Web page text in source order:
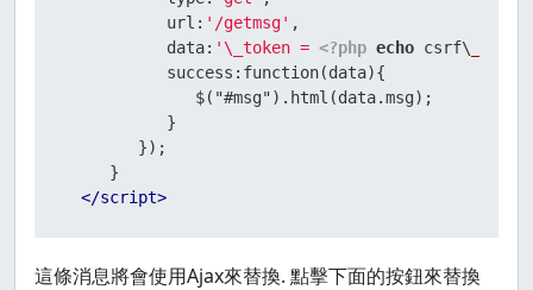
url : '/getmsg' ,
data: '\_token = <?php echo csrf\
           success:function(data){
              $("#msg").html(data.msg);
           }
        });
     }
</script>
這條消息將會使用Ajax來替換. 點擊下面的按鈕來替換